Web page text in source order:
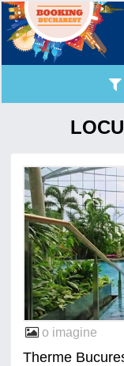
o imagine
Therme